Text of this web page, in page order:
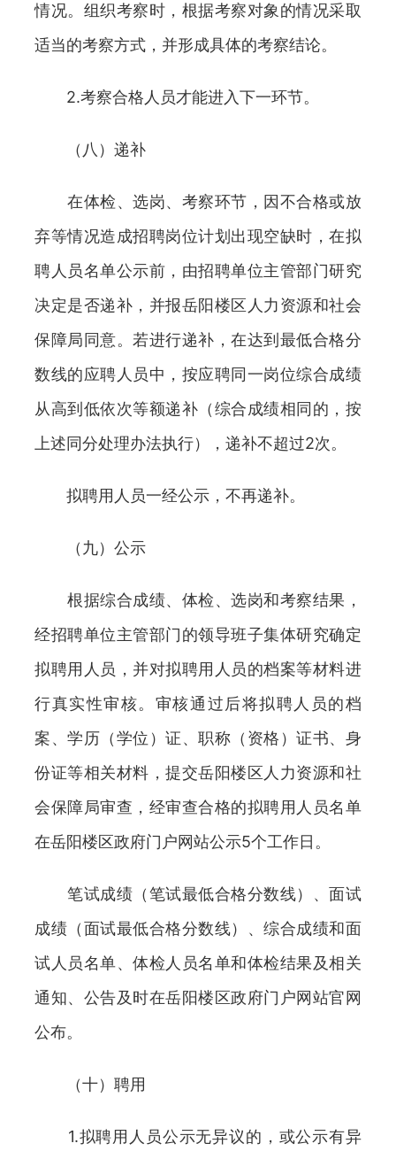
情况。组织考察时，根据考察对象的情况采取
适当的考察方式，并形成具体的考察结论。
2.考察合格人员才能进入下一环节。
（八）递补
在体检、选岗、考察环节，因不合格或放
弃等情况造成招聘岗位计划出现空缺时，在拟
聘人员名单公示前，由招聘单位主管部门研究
决定是否递补，并报岳阳楼区人力资源和社会
保障局同意。若进行递补，在达到最低合格分
数线的应聘人员中，按应聘同一岗位综合成绩
从高到低依次等额递补（综合成绩相同的，按
上述同分处理办法执行），递补不超过2次。
拟聘用人员一经公示，不再递补。
（九）公示
根据综合成绩、体检、选岗和考察结果，
经招聘单位主管部门的领导班子集体研究确定
拟聘用人员，并对拟聘用人员的档案等材料进
行真实性审核。审核通过后将拟聘人员的档
案、学历（学位）证、职称（资格）证书、身
份证等相关材料，提交岳阳楼区人力资源和社
会保障局审查，经审查合格的拟聘用人员名单
在岳阳楼区政府门户网站公示5个工作日。
笔试成绩（笔试最低合格分数线）、面试
成绩（面试最低合格分数线）、综合成绩和面
试人员名单、体检人员名单和体检结果及相关
通知、公告及时在岳阳楼区政府门户网站官网
公布。
（十）聘用
1.拟聘用人员公示无异议的，或公示有异